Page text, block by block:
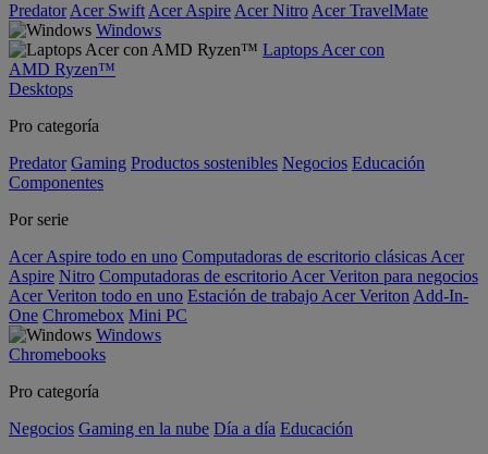
Predator Acer Swift Acer Aspire Acer Nitro Acer TravelMate
Windows
Laptops Acer con
AMD Ryzen™
Desktops
Pro categoría
Predator Gaming Productos sostenibles Negocios Educación
Componentes
Por serie
Acer Aspire todo en uno Computadoras de escritorio clásicas Acer
Aspire Nitro Computadoras de escritorio Acer Veriton para negocios
Acer Veriton todo en uno Estación de trabajo Acer Veriton Add-In-
One Chromebox Mini PC
Windows
Chromebooks
Pro categoría
Negocios Gaming en la nube Día a día Educación